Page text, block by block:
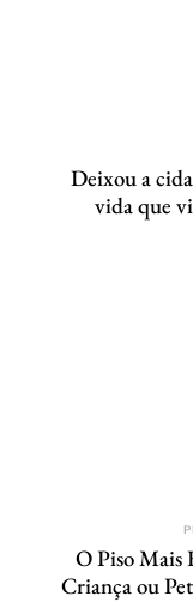
Deixou a
vida que
O Piso Mais
Criança ou